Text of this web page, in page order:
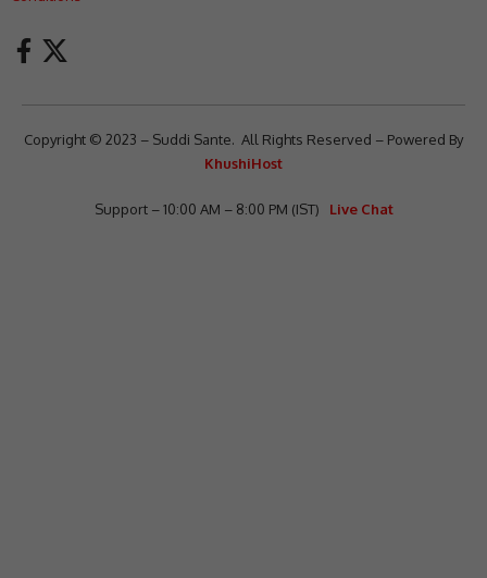
Copyright © 2023 – Suddi Sante. All Rights Reserved – Powered By
KhushiHost
Support – 10:00 AM – 8:00 PM (IST) Live Chat